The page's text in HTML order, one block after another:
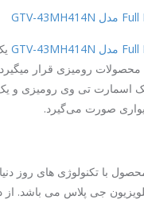
رومیزی قرار میگیرد
اسمارت تی وی رومیزی و
صورت می‌گیرد.
با تکنولوژی های روز
جی پلاس می باشد. از